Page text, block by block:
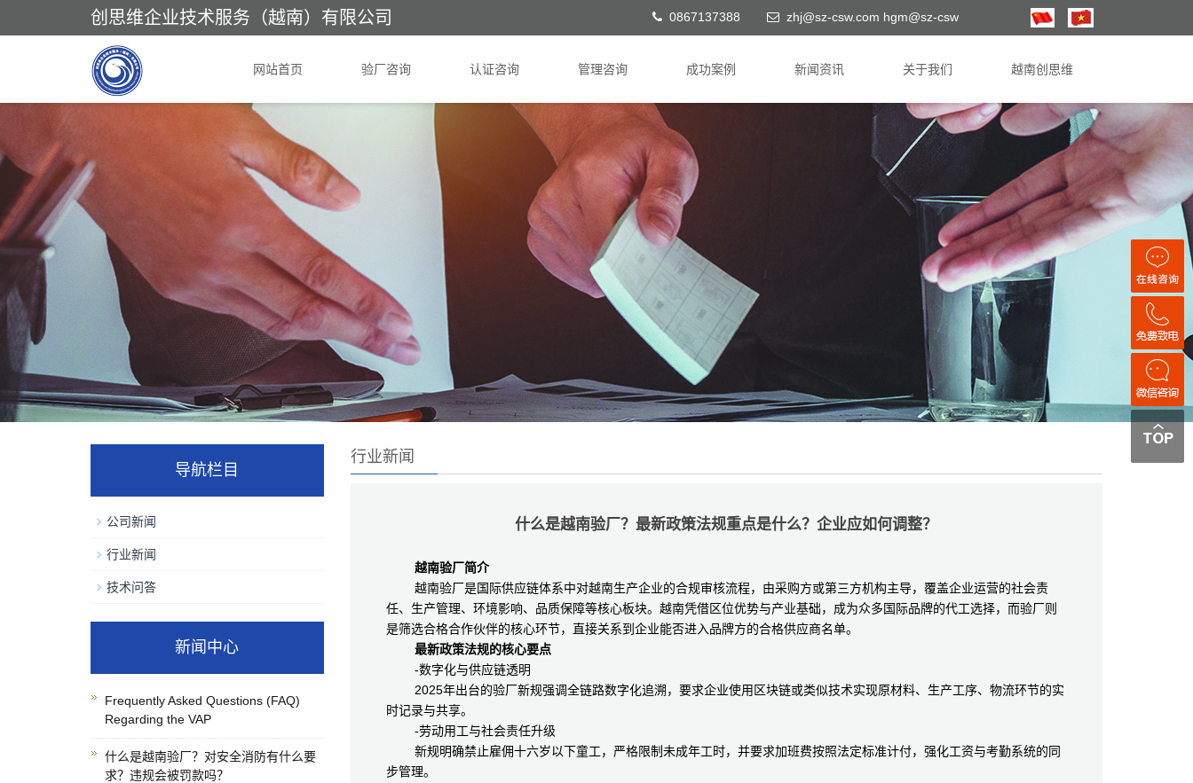
创思维企业技术服务（越南）有限公司 0867137388 zhj@sz-csw.com hgm@sz-csw
网站首页 验厂咨询 认证咨询 管理咨询 成功案例 新闻资讯 关于我们 越南创思维
行业新闻
什么是越南验厂？最新政策法规重点是什么？企业应如何调整？
越南验厂简介
越南验厂是国际供应链体系中对越南生产企业的合规审核流程，由采购方或第三方机构主导，覆盖企业运营的社会责
任、生产管理、环境影响、品质保障等核心板块。越南凭借区位优势与产业基础，成为众多国际品牌的代工选择，而验厂则
是筛选合格合作伙伴的核心环节，直接关系到企业能否进入品牌方的合格供应商名单。
最新政策法规的核心要点
-数字化与供应链透明
2025年出台的验厂新规强调全链路数字化追溯，要求企业使用区块链或类似技术实现原材料、生产工序、物流环节的实
时记录与共享。
-劳动用工与社会责任升级
新规明确禁止雇佣十六岁以下童工，严格限制未成年工时，并要求加班费按照法定标准计付，强化工资与考勤系统的同
步管理。
导航栏目
公司新闻
行业新闻
技术问答
新闻中心
Frequently Asked Questions (FAQ)
Regarding the VAP
什么是越南验厂？对安全消防有什么要
求？违规会被罚款吗？